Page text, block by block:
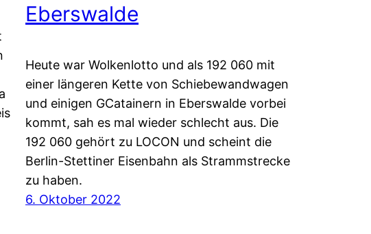
Eberswalde
Heute war Wolkenlotto und als 192 060 mit
einer längeren Kette von Schiebewandwagen
und einigen GCatainern in Eberswalde vorbei
kommt, sah es mal wieder schlecht aus. Die
192 060 gehört zu LOCON und scheint die
Berlin-Stettiner Eisenbahn als Strammstrecke
zu haben.
6. Oktober 2022